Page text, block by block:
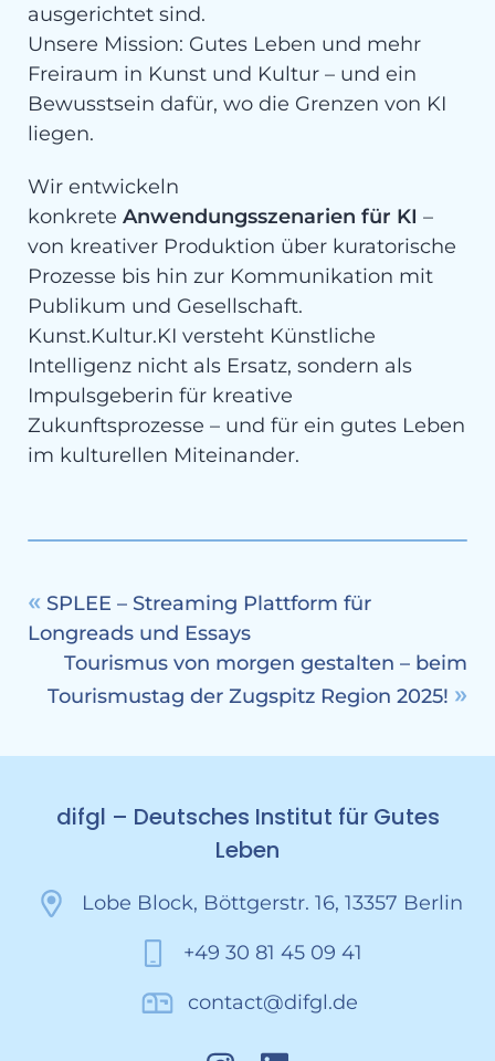
ausgerichtet sind.
Unsere Mission: Gutes Leben und mehr
Freiraum in Kunst und Kultur – und ein
Bewusstsein dafür, wo die Grenzen von KI
liegen.
Wir entwickeln
konkrete Anwendungsszenarien für KI –
von kreativer Produktion über kuratorische
Prozesse bis hin zur Kommunikation mit
Publikum und Gesellschaft.
Kunst.Kultur.KI versteht Künstliche
Intelligenz nicht als Ersatz, sondern als
Impulsgeberin für kreative
Zukunftsprozesse – und für ein gutes Leben
im kulturellen Miteinander.
SPLEE – Streaming Plattform für
Longreads und Essays
Tourismus von morgen gestalten – beim
Tourismustag der Zugspitz Region 2025!
difgl – Deutsches Institut für Gutes
Leben
Lobe Block, Böttgerstr. 16, 13357 Berlin
+49 30 81 45 09 41
contact@difgl.de